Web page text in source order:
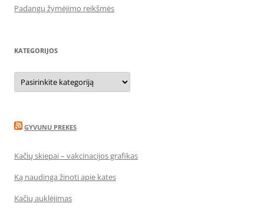
Padangų žymėjimo reikšmės
KATEGORIJOS
Kategorijos
GYVUNU PREKES
Kačių skiepai – vakcinacijos grafikas
Ką naudinga žinoti apie kates
Kačių auklėjimas